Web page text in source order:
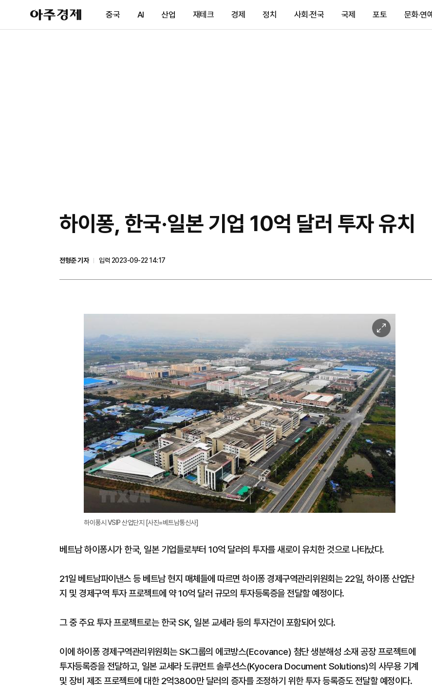
아
주
제
중국 AI 산업 재테크 경제 정치 사회·전국 국제 포토 문화·연예
하이퐁, 한국·일본 기업 10억 달러 투자 유치
전형준 기자
입력 2023-09-22 14:17
이
미
지
확
대
하이퐁시 VSIP 산업단지 [사진=베트남통신사]
베트남 하이퐁시가 한국, 일본 기업들로부터 10억 달러의 투자를 새로이 유치한 것으로 나타났다.
21일 베트남파이낸스 등 베트남 현지 매체들에 따르면 하이퐁 경제구역관리위원회는 22일, 하이퐁 산업단
지 및 경제구역 투자 프로젝트에 약 10억 달러 규모의 투자등록증을 전달할 예정이다.
그 중 주요 투자 프로젝트로는 한국 SK, 일본 교세라 등의 투자건이 포함되어 있다.
이에 하이퐁 경제구역관리위원회는 SK그룹의 에코방스(Ecovance) 첨단 생분해성 소재 공장 프로젝트에
투자등록증을 전달하고, 일본 교세라 도큐먼트 솔루션스(Kyocera Document Solutions)의 사무용 기계
및 장비 제조 프로젝트에 대한 2억3800만 달러의 증자를 조정하기 위한 투자 등록증도 전달할 예정이다.